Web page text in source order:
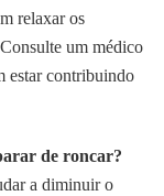
relaxar os
um médico
estar contribuindo
de roncar?
a diminuir o